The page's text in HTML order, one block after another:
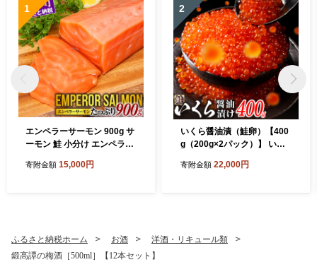
1
エンペラーサーモン 900g サ
ーモン 鮭 小分け エンペラー
トランティックサーモン さ
寄附金額 15,000円
2
いくら醤油漬（鮭卵）【400
g（200g×2パック）】 いく
るさと納税 いくら 海鮮 北海
寄附金額 22,000円
ふるさと納税ホーム お酒
洋酒・リキュール類
鍛高譚の梅酒［500ml］【12本セット】